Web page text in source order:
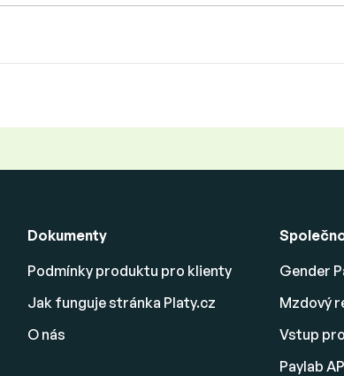
Dokumenty
Podmínky produktu pro klienty
Jak funguje stránka Platy.cz
O nás
Gender
Mzdový
Vstup
Paylab